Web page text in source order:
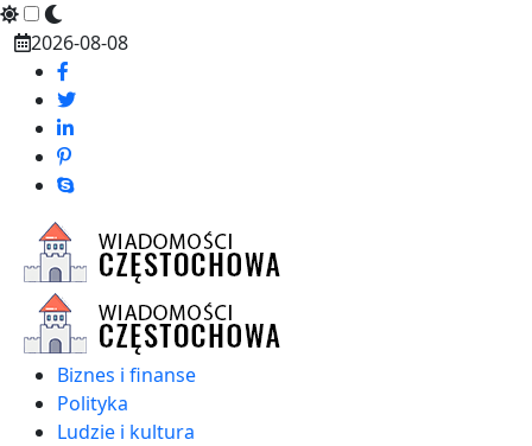
Skip
content
2026-08-08
Biznes i finanse
Polityka
Ludzie i kultura